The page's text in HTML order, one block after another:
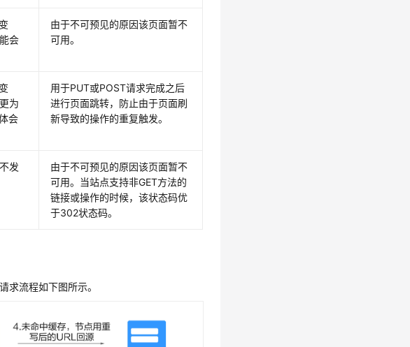
会
由于不可预见的原因该页面暂不
可用。
为
会
用于PUT或POST请求完成之后
进行页面跳转，防止由于页面刷
新导致的操作的重复触发。
发
由于不可预见的原因该页面暂不
可用。当站点支持非GET方法的
链接或操作的时候，该状态码优
于302状态码。
求流程如下图所示。